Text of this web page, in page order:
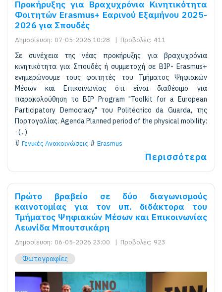
Προκήρυξης για Βραχυχρόνια Kινητικότητα
Φοιτητών Erasmus+ Εαρινού Εξαμήνου 2025-
2026 για Σπουδές
Δημοσίευση: 07-05-2026 10:28 | Προβολές: 411
Σε συνέχεια της νέας προκήρυξης για βραχυχρόνια
κινητικότητα για Σπουδές ή συμμετοχή σε BIP- Erasmus+
ενημερώνουμε τους φοιτητές του Τμήματος Ψηφιακών
Μέσων και Επικοινωνίας ότι είναι διαθέσιμο για
παρακολούθηση το BIP Program "Toolkit for a European
Participatory Democracy" του Politécnico da Guarda, της
Πορτογαλίας. Agenda Planned period of the physical mobility:
· (...)
Γενικές Ανακοινώσεις
Erasmus
Περισσότερα
Πρώτο βραβείο σε δύο διαγωνισμούς
καινοτομίας για τον υπ. διδάκτορα του
Τμήματος Ψηφιακών Μέσων και Επικοινωνίας
Λεωνίδα Μπουτσικάρη
Δημοσίευση: 06-05-2026 23:00 | Προβολές: 923
Φωτογραφίες